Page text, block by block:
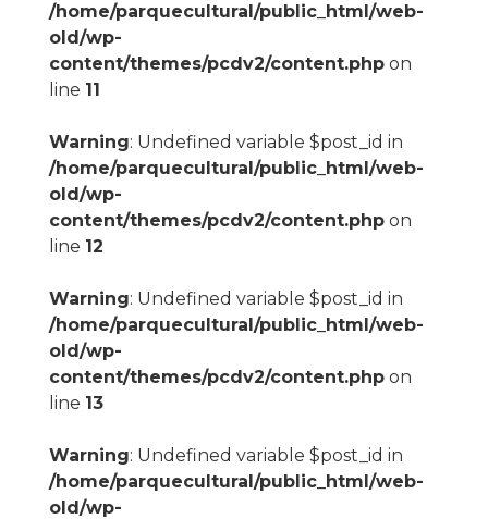
/home/parquecultural/public_html/web-
old/wp-
content/themes/pcdv2/content.phpon
line 11
Warning: Undefined variable $post_id in
/home/parquecultural/public_html/web-
old/wp-
content/themes/pcdv2/content.phpon
line 12
Warning: Undefined variable $post_id in
/home/parquecultural/public_html/web-
old/wp-
content/themes/pcdv2/content.phpon
line 13
Warning: Undefined variable $post_id in
/home/parquecultural/public_html/web-
old/wp-